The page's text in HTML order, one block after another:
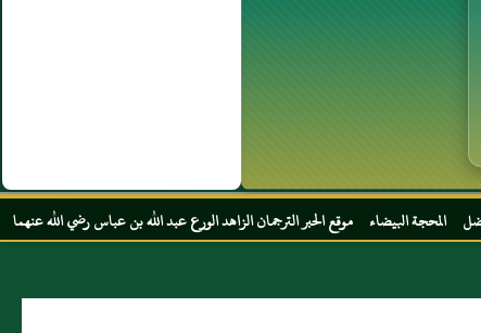
الحبر الترجمان الزاهد الورع عبد الله بن عباس رضي الله عنهما